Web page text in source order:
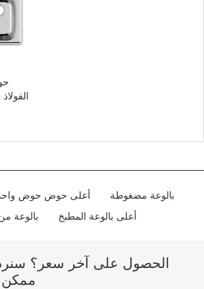
أعلى حوض حوض
بالوعة مضغوطة
بالوعة
أعلى بالوعة المطبخ
الحصول على آخر سعر؟
ممكن